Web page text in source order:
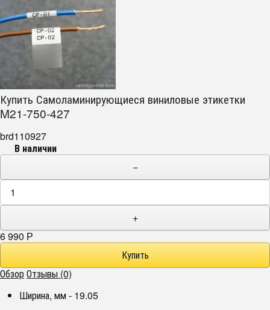
Купить Самоламинирующиеся виниловые этикетки
M21-750-427
brd110927
В наличии
−
+
6 990 Р
ОбзорОтзывы (0)
Ширина, мм - 19.05